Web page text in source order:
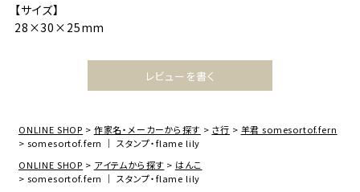
【サイズ】
28×30×25mm
レビューを書く
ONLINE SHOP 作家名・メーカーから探す さ行
羊君 somesortof.fern
somesortof.fern ｜ スタンプ・flame lily
ONLINE SHOP
アイテムから探す
はんこ
somesortof.fern ｜ スタンプ・flame lily